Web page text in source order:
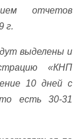
отчетов
г.
выделены и
«КНП
10 дней с
есть 30-31